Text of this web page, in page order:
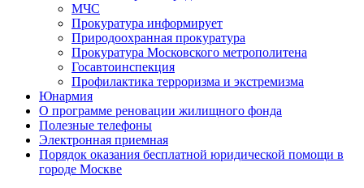
МЧС
Прокуратура информирует
Природоохранная прокуратура
Прокуратура Московского метрополитена
Госавтоинспекция
Профилактика терроризма и экстремизма
Юнармия
О программе реновации жилищного фонда
Полезные телефоны
Электронная приемная
Порядок оказания бесплатной юридической помощи в
городе Москве